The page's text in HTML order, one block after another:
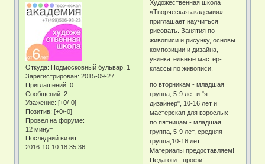
Откуда: Подмосковный бульвар, 1
Зарегистрирован: 2015-09-27
Приглашений: 0
Сообщений: 2
Уважение: [+0/-0]
Позитив: [+0/-0]
Провел на форуме:
12 минут
Последний визит:
2016-10-10 18:35:36
Художественная школа
«Творческая академия»
приглашает научиться
рисовать. Занятия по
живописи и рисунку, основы
композиции и дизайна,
увлекательные мастер-
классы по живописи.
по вторникам - младшая
группа, 5-9 лет и "я -
дизайнер", 10-16 лет и
мастерская для взрослых
по пятницам - младшая
группа, 5-9 лет, средняя
группа,10-16 лет.
Материалы предоставляем!
Педагоги - профи!